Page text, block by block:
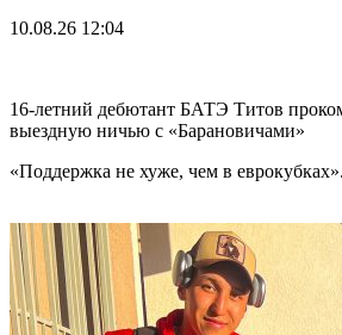
10.08.26 12:04
16-летний дебютант БАТЭ Титов
выездную ничью с «Барановичами»
«Поддержка не хуже, чем в еврокубках».